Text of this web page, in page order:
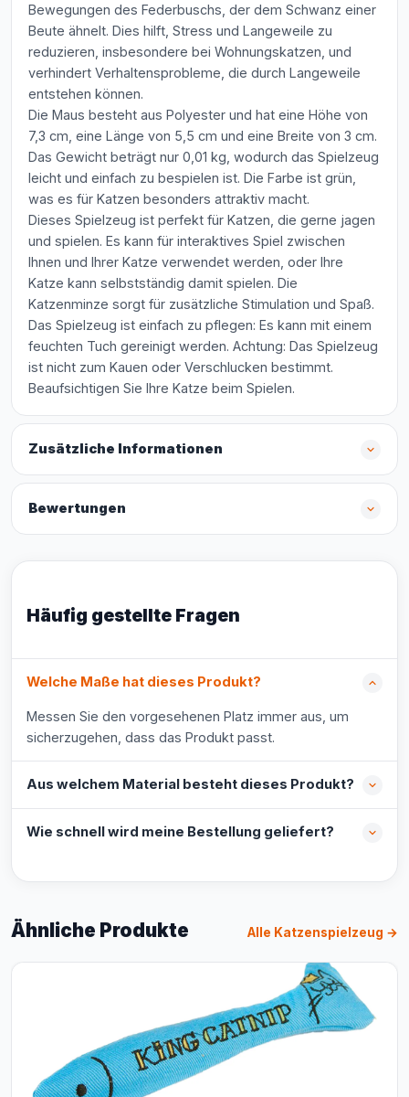
Bewegungen des Federbuschs, der dem Schwanz einer
Beute ähnelt. Dies hilft, Stress und Langeweile zu
reduzieren, insbesondere bei Wohnungskatzen, und
verhindert Verhaltensprobleme, die durch Langeweile
entstehen können.
Die Maus besteht aus Polyester und hat eine Höhe von
7,3 cm, eine Länge von 5,5 cm und eine Breite von 3 cm.
Das Gewicht beträgt nur 0,01 kg, wodurch das Spielzeug
leicht und einfach zu bespielen ist. Die Farbe ist grün,
was es für Katzen besonders attraktiv macht.
Dieses Spielzeug ist perfekt für Katzen, die gerne jagen
und spielen. Es kann für interaktives Spiel zwischen
Ihnen und Ihrer Katze verwendet werden, oder Ihre
Katze kann selbstständig damit spielen. Die
Katzenminze sorgt für zusätzliche Stimulation und Spaß.
Das Spielzeug ist einfach zu pflegen: Es kann mit einem
feuchten Tuch gereinigt werden. Achtung: Das Spielzeug
ist nicht zum Kauen oder Verschlucken bestimmt.
Beaufsichtigen Sie Ihre Katze beim Spielen.
Zusätzliche Informationen
Bewertungen
Häufig gestellte Fragen
Welche Maße hat dieses Produkt?
Messen Sie den vorgesehenen Platz immer aus, um
sicherzugehen, dass das Produkt passt.
Aus welchem Material besteht dieses Produkt?
Wie schnell wird meine Bestellung geliefert?
Ähnliche Produkte Alle Katzenspielzeug →